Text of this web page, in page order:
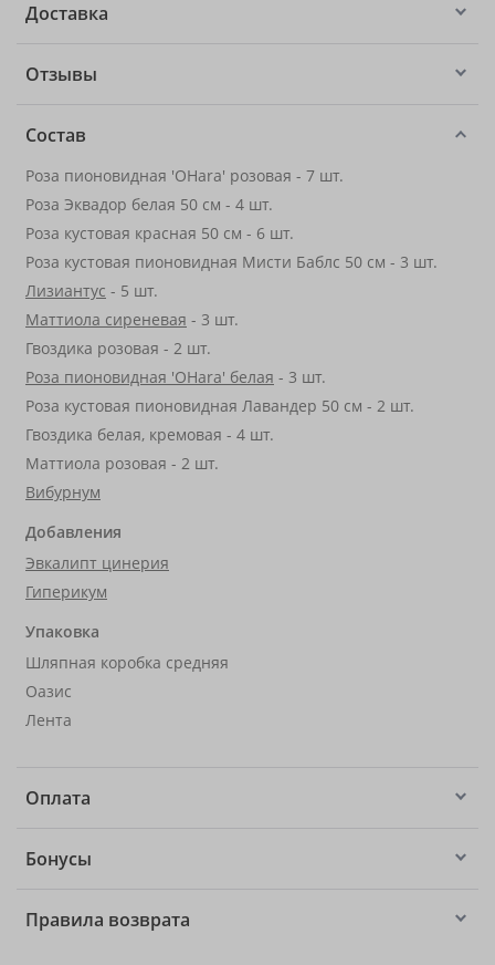
Доставка
Отзывы
Состав
Роза пионовидная 'OHara' розовая - 7 шт.
Роза Эквадор белая 50 см - 4 шт.
Роза кустовая красная 50 см - 6 шт.
Роза кустовая пионовидная Мисти Баблс 50 см - 3 шт.
Лизиантус - 5 шт.
Маттиола сиреневая - 3 шт.
Гвоздика розовая - 2 шт.
Роза пионовидная 'OHara' белая - 3 шт.
Роза кустовая пионовидная Лавандер 50 см - 2 шт.
Гвоздика белая, кремовая - 4 шт.
Маттиола розовая - 2 шт.
Вибурнум
Добавления
Эвкалипт цинерия
Гиперикум
Упаковка
Шляпная коробка средняя
Оазис
Лента
Оплата
Бонусы
Правила возврата